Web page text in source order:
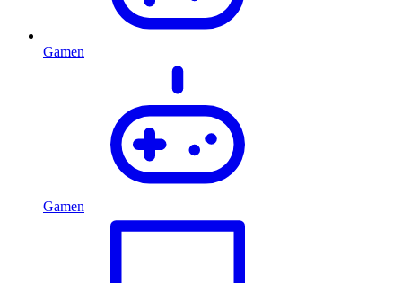
Gamen
Gamen